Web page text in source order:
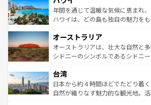
着のスイス情報はコンテンツ一覧
ンメントが詰まった刺激的なスポ
西部には大自然が広がり、グラン
部のニューオーリンズでは、音楽と
文化が魅力。旅行者はアメリカの各
しみながら、その多様性と豊かな
ならではの贅沢な旅のスタイルだ。 なお、新着のアメリカ
情報はコンテンツ一覧を参照して
年間を通じて温暖な気候に恵まれ
ハワイは、どの島も独自の魅力を
ワイ島は見逃せない。また、定番の
島だが、静かな自然を求めるならマ
おすすめ。エメラルドグリーンに
れるおもてなしの心で訪れる人々を
人々、おいしいローカルフードや
ク、伝統的なフラダンスなど、す
オーストラリア
オーストラリアは、壮大な自然と多
シドニーのシンボルであるシドニ
リアリーフや大陸中央部にそびえる
ク）、タスマニアの美しい原生林
ど、見どころがたくさん。また、
台湾
日本から約４時間ほどでたどり着
自然が織りなす魅力的な観光地。